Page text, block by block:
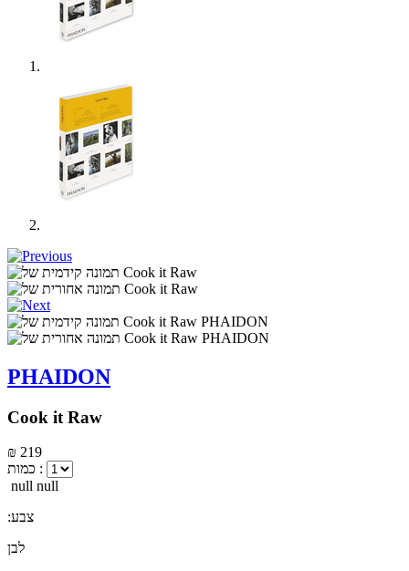
PHAIDON
Cook it Raw
₪ 219
כמות :
null null
:צבע
לבן